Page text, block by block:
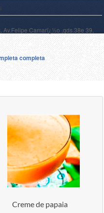
Av.Felipe Camarï¿½o ,qds.38e 39,
completa
Creme de papaia